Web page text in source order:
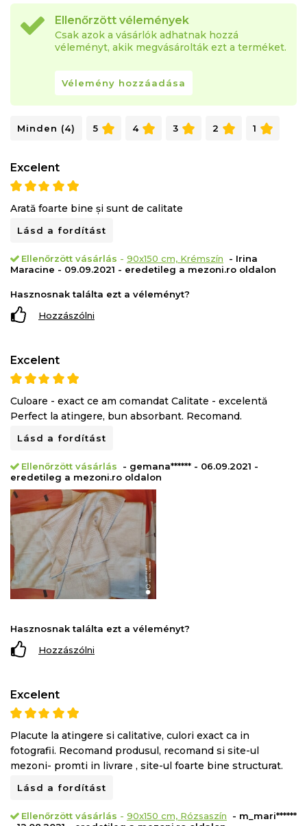
Ellenőrzött vélemények
Csak azok a vásárlók adhatnak hozzá
véleményt, akik megvásárolták ezt a terméket.
Vélemény hozzáadása
Minden (4) 5 4 3 2 1
Excelent
Arată foarte bine și sunt de calitate
Lásd a fordítást
Ellenőrzött vásárlás - 90x150 cm, Krémszín
- Irina
Maracine - 09.09.2021 - eredetileg a mezoni.ro oldalon
Hasznosnak találta ezt a véleményt?
Hozzászólni
Excelent
Culoare - exact ce am comandat Calitate - excelentă
Perfect la atingere, bun absorbant. Recomand.
Lásd a fordítást
Ellenőrzött vásárlás
- gemana****** - 06.09.2021 -
eredetileg a mezoni.ro oldalon
Hasznosnak találta ezt a véleményt?
Hozzászólni
Excelent
Placute la atingere si calitative, culori exact ca in
fotografii. Recomand produsul, recomand si site-ul
mezoni- promti in livrare , site-ul foarte bine structurat.
Lásd a fordítást
Ellenőrzött vásárlás - 90x150 cm, Rózsaszín
- m_mari******